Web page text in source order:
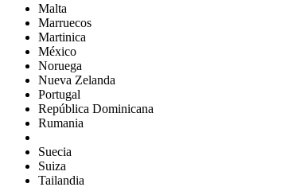
Malta
Marruecos
Martinica
México
Noruega
Nueva Zelanda
Portugal
República Dominicana
Rumania
Suecia
Suiza
Tailandia